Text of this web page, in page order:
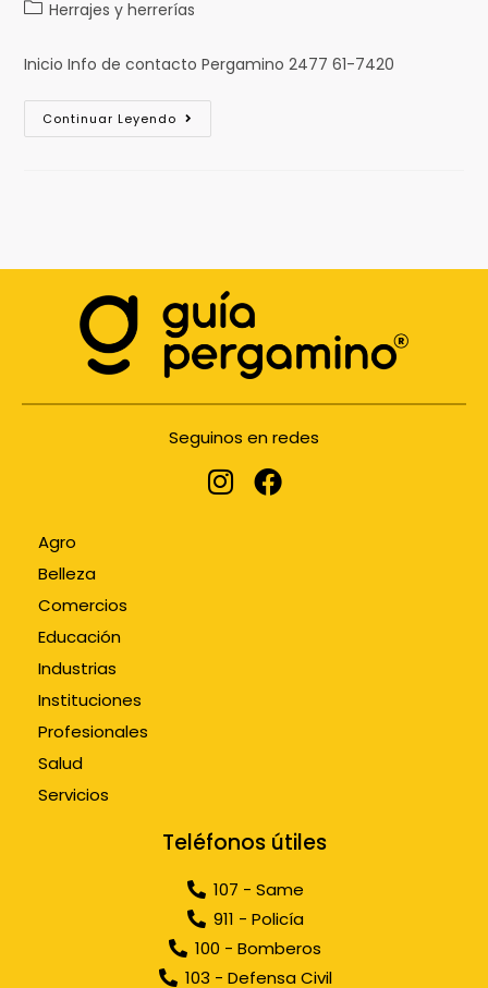
Herrajes y herrerías
Inicio Info de contacto Pergamino 2477 61-7420
Continuar Leyendo
Seguinos en redes
Agro
Belleza
Comercios
Educación
Industrias
Instituciones
Profesionales
Salud
Servicios
Teléfonos útiles
107 - Same
911 - Policía
100 - Bomberos
103 - Defensa Civil